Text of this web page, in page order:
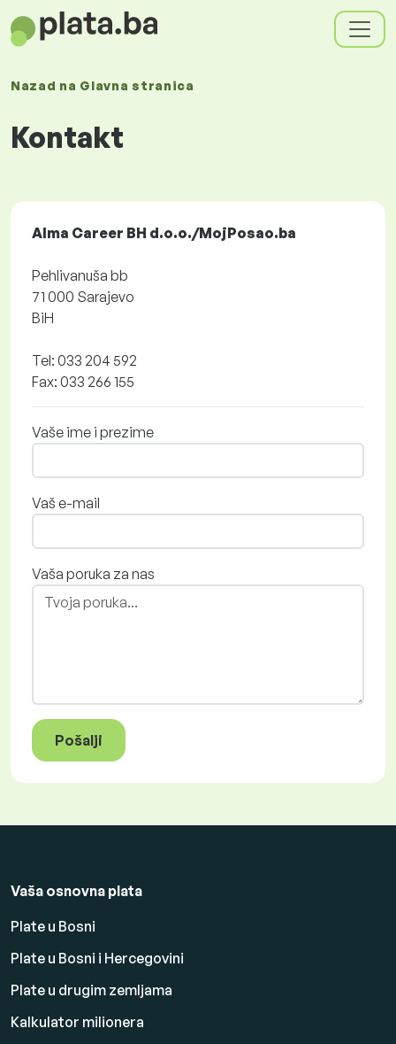
Nazad na Glavna stranica
Kontakt
Alma Career BH d.o.o./MojPosao.ba
Pehlivanuša bb
71 000 Sarajevo
BiH
Tel: 033 204 592
Fax: 033 266 155
Vaše ime i prezime
Vaš e-mail
Vaša poruka za nas
Pošalji
Vaša osnovna plata
Plate u Bosni
Plate u Bosni i Hercegovini
Plate u drugim zemljama
Kalkulator milionera